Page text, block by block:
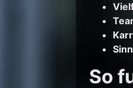
So